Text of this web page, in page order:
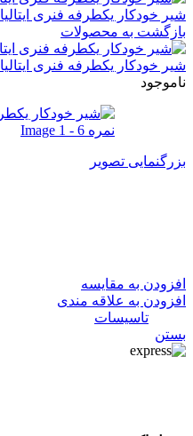
شیر خودکار یکطرفه فنری ایتالیا 1/2 1 اینچ نمره 5
بازگشت به محصولات
شیر خودکار یکطرفه فنری ایتالیا 1/2 2 اینچ نمره 7
ناموجود
بزرگنمایی تصویر
افزودن به مقایسه
افزودن به علاقه مندی
تاسیسات
بستن